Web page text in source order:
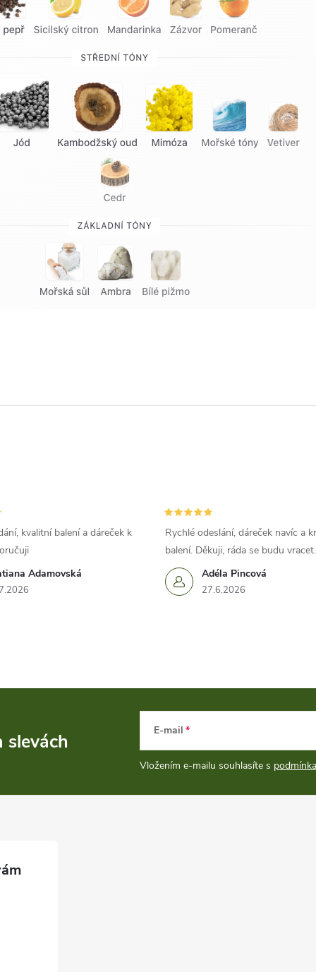
Adamovská
kvalitní balení a dáreček k
Adéla Pincová
27.6.2026
Rychlé odeslání, dáreček navíc a
balení. Děkuji, ráda se budu vracet.
slevách E-mail
Vložením e-mailu souhlasíte s